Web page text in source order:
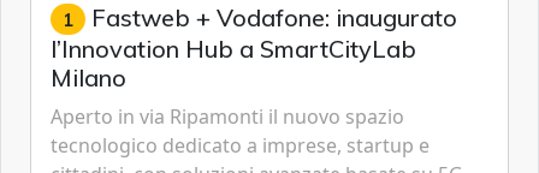
1 Fastweb + Vodafone: inaugurato
l’Innovation Hub a SmartCityLab
Milano
Aperto in via Ripamonti il nuovo spazio
tecnologico dedicato a imprese, startup e